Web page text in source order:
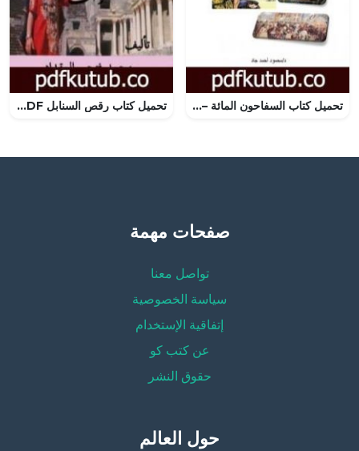
تحميل كتاب السفاحون المائة – الجزء الأول PDF تأليف محمود أحمد جاد مجانا [كامل] تحميل كتاب رقص السنابل PDF تأليف محمد فتحي المقداد مجانا [كامل]
صفحات مهمة
تواصل معنا
سياسة الخصوصية
إتفاقية الإستخدام
عن كتب كو
حقوق النشر
حول العالم